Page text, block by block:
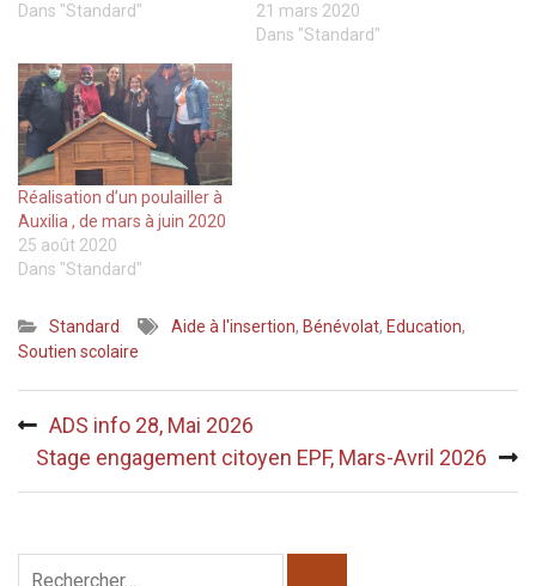
Dans "Standard"
21 mars 2020
Dans "Standard"
Réalisation d’un poulailler à
Auxilia , de mars à juin 2020
25 août 2020
Dans "Standard"
Standard Aide à l'insertion, Bénévolat, Education,
Soutien scolaire
de
ADS info 28, Mai 2026
Stage engagement citoyen EPF, Mars-Avril 2026